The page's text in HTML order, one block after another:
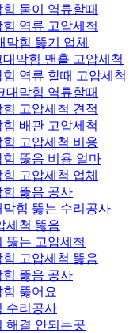
물이 역류할때
역류 고압세척
힘 뚫기 업체
막힘 맨홀 고압세척
역류 할때 고압세척
대막힘 역류할때
고압세척 견적
배관 고압세척
고압세척 비용
뚫음 비용 얼마
고압세척 업체
뚫음 공사
힘 뚫는 수리공사
세척 뚫음
뚫는 고압세척
고압세척 뚫음
뚫음 공사
뚫어요
수리공사
해결 안되는곳